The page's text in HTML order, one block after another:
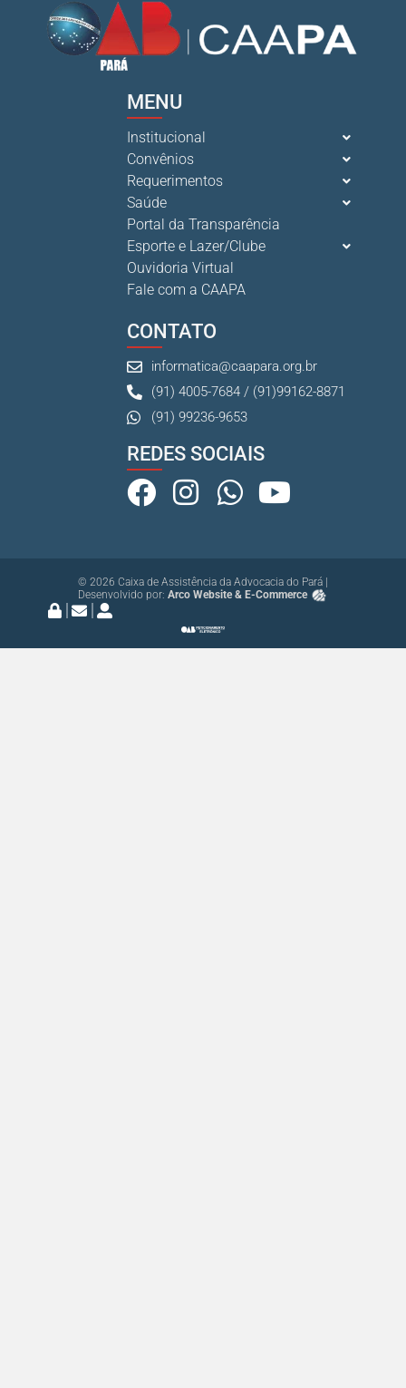
MENU
Institucional
Convênios
Requerimentos
Saúde
Portal da Transparência
Esporte e Lazer/Clube
Ouvidoria Virtual
Fale com a CAAPA
CONTATO
informatica@caapara.org.br
(91) 4005-7684 / (91)99162-8871
(91) 99236-9653
REDES SOCIAIS
© 2026 Caixa de Assistência da Advocacia do Pará |
Desenvolvido por: Arco Website & E-Commerce